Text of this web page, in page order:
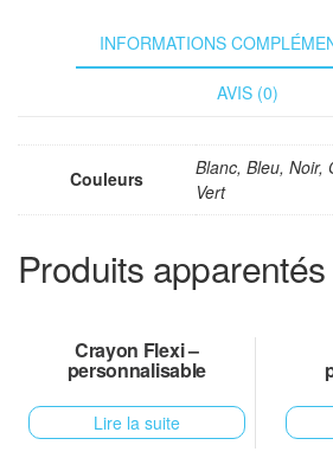
INFORMATIONS
AVIS (0)
Couleurs
Blanc, Bleu, Noir,
Vert
Produits apparentés
Crayon Flexi –
personnalisable
Lire la suite